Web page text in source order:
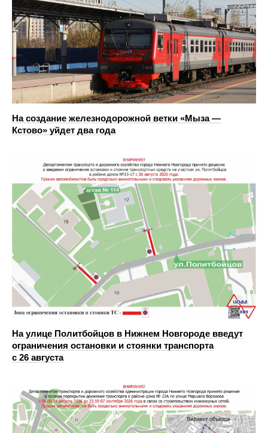
На создание железнодорожной ветки «Мыза —
Кстово» уйдет два года
На улице Политбойцов в Нижнем Новгороде введут
ограничения остановки и стоянки транспорта
с 26 августа